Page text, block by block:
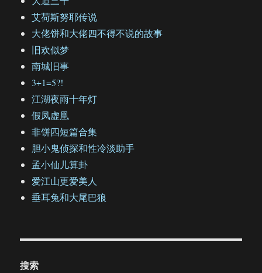
艾荷斯努耶传说
大佬饼和大佬四不得不说的故事
旧欢似梦
南城旧事
3+1=5?!
江湖夜雨十年灯
假凤虚凰
非饼四短篇合集
胆小鬼侦探和性冷淡助手
孟小仙儿算卦
爱江山更爱美人
垂耳兔和大尾巴狼
搜索